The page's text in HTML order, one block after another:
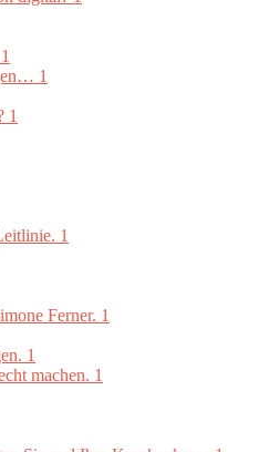
1
1
1
1
Ferner. 1
1
machen. 1